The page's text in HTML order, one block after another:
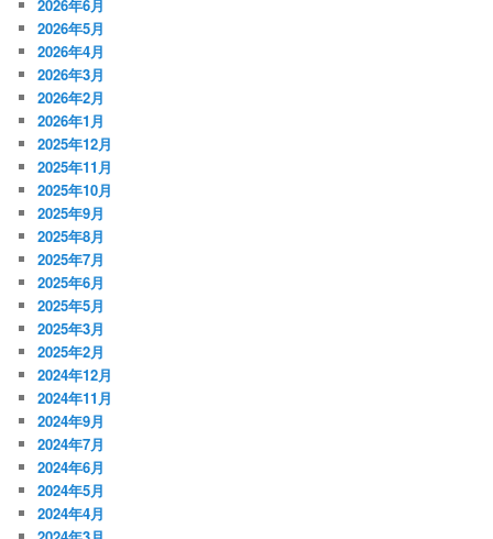
2026年6月
2026年5月
2026年4月
2026年3月
2026年2月
2026年1月
2025年12月
2025年11月
2025年10月
2025年9月
2025年8月
2025年7月
2025年6月
2025年5月
2025年3月
2025年2月
2024年12月
2024年11月
2024年9月
2024年7月
2024年6月
2024年5月
2024年4月